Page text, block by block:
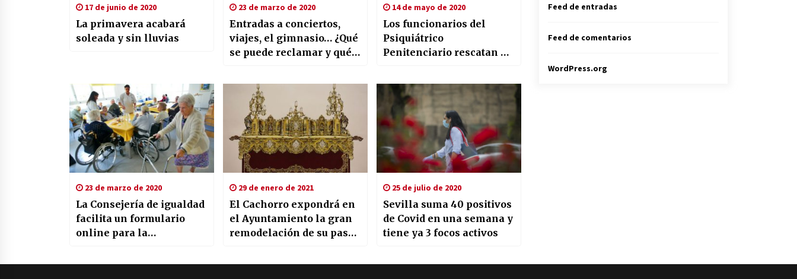
17 de junio de 2020
La primavera acabará
soleada y sin lluvias
23 de marzo de 2020
Entradas a conciertos,
viajes, el gimnasio… ¿Qué
se puede reclamar y qué
por la Covid-19?
14 de mayo de 2020
Los funcionarios del
Psiquiátrico
Penitenciario rescatan a
fuego a su celda
23 de marzo de 2020
La Consejería de igualdad
facilita un formulario
online para la
a las residencias.
29 de enero de 2021
El Cachorro expondrá en
el Ayuntamiento la gran
remodelación de su paso
25 de julio de 2020
Sevilla suma 40 positivos
de Covid en una semana y
tiene ya 3 focos activos
Feed de entradas
Feed de comentarios
WordPress.org